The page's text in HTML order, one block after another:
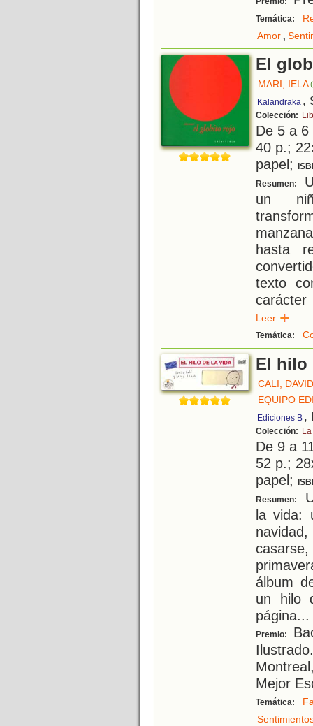
Temática:
Amor,
El
MARI, IELA
Kalandraka ,
Colección:
De 5 a
40 p.;
papel;
Resumen:
un
hasta
texto
Leer
Temática:
El hilo
CALI,
EQUIPO
Ediciones B ,
Colección:
De 9 a
52 p.;
papel;
Resumen:
la vida:
álbum
un hilo
página...
Premio:
Mejor
Temática: